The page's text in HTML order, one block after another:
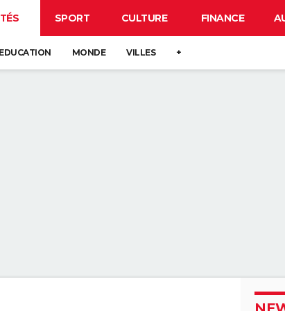
SPORT CULTURE FINANCE
EDUCATION MONDE VILLES +